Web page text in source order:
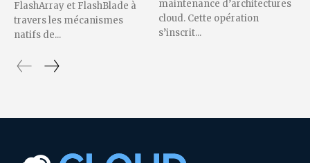
FlashArray et FlashBlade à
travers les mécanismes
natifs de...
maintenance d’architectures
cloud. Cette opération
s’inscrit...